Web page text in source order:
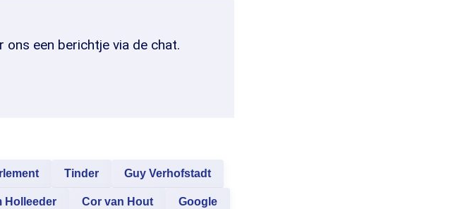
ons een berichtje via de chat.
Tinder Guy Verhofstadt
Holleeder Cor van Hout Google